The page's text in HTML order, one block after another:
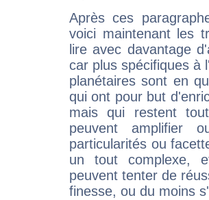
Après ces
voici maintenant les
lire avec davantage
car plus spécifiques à
planétaires sont en
qui ont pour but
mais qui restent
peuvent amplifier
particularités ou
un tout complexe,
peuvent tenter de
finesse, ou du moins